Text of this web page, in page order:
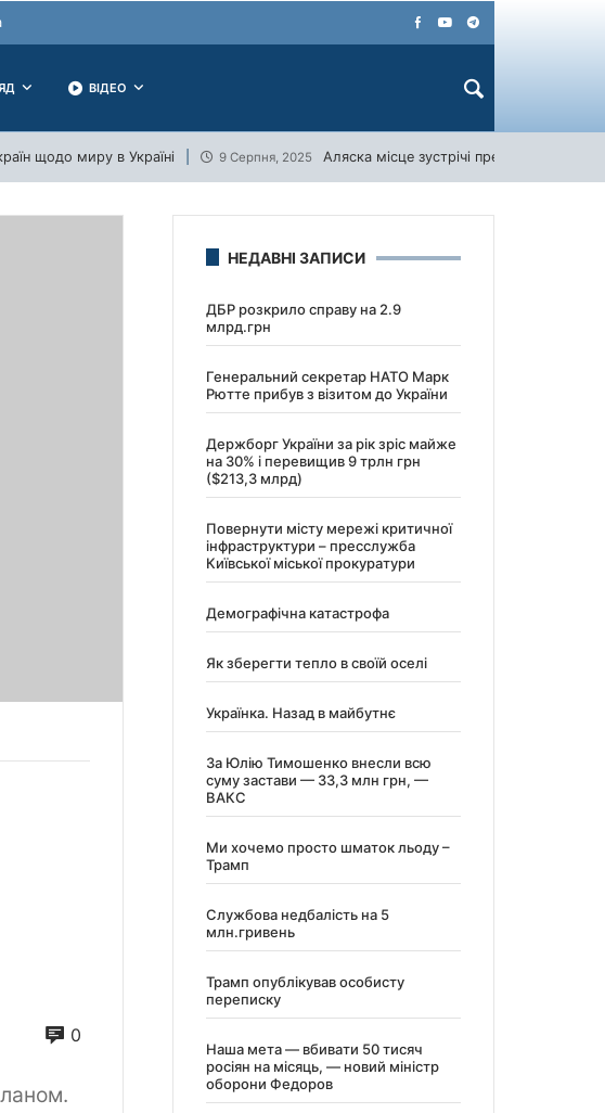
ВІДЕО
щодо миру в Україні 9 Серпня, 2025 Аляска місце зустрічі президентів США
0
НЕДАВНІ ЗАПИСИ
ДБР розкрило справу на 2.9
млрд.грн
Генеральний секретар НАТО Марк
Рютте прибув з візитом до України
Держборг України за рік зріс майже
на 30% і перевищив 9 трлн грн
($213,3 млрд)
Повернути місту мережі критичної
інфраструктури – пресслужба
Київської міської прокуратури
Демографічна катастрофа
Як зберегти тепло в своїй оселі
Українка. Назад в майбутнє
За Юлію Тимошенко внесли всю
суму застави — 33,3 млн грн, —
ВАКС
Ми хочемо просто шматок льоду –
Трамп
Службова недбалість на 5
млн.гривень
Трамп опублікував особисту
переписку
Наша мета — вбивати 50 тисяч
росіян на місяць, — новий міністр
оборони Федоров